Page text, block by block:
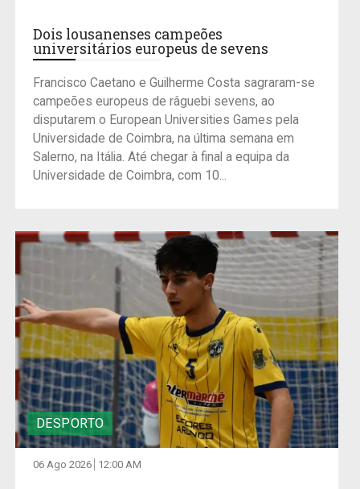
Dois lousanenses campeões
universitários europeus de sevens
Francisco Caetano e Guilherme Costa sagraram-se
campeões europeus de râguebi sevens, ao
disputarem o European Universities Games pela
Universidade de Coimbra, na última semana em
Salerno, na Itália. Até chegar à final a equipa da
Universidade de Coimbra, com 10...
DESPORTO
06 Ago 2026 12:00 AM